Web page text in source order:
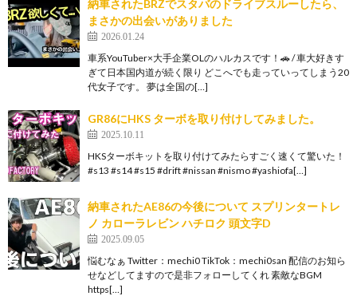
納車されたBRZでスタバのドライブスルーしたら、
まさかの出会いがありました
2026.01.24
車系YouTuber×大手企業OLのハルカスです！🚗 / 車大好きす
ぎて日本国内道が続く限り どこへでも走っていってしまう20
代女子です。 夢は全国の[…]
GR86にHKS ターボを取り付けしてみました。
2025.10.11
HKSターボキットを取り付けてみたらすごく速くて驚いた！
#s13 #s14 #s15 #drift #nissan #nismo #yashiofa[…]
納車されたAE86の今後について スプリンタートレ
ノ カローラレビン ハチロク 頭文字D
2025.09.05
悩むなぁ Twitter：mechi0 TikTok：mechi0san 配信のお知ら
せなどしてますので是非フォローしてくれ 素敵なBGM
https[…]